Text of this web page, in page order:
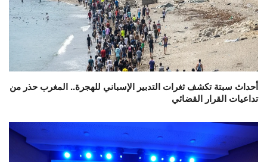
أحداث سبتة تكشف ثغرات التدبير الإسباني للهجرة.. المغرب حذر من
تداعيات القرار القضائي